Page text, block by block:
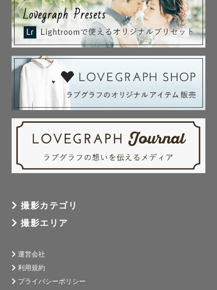
撮影カテゴリ
撮影エリア
運営会社
利用規約
プライバシーポリシー